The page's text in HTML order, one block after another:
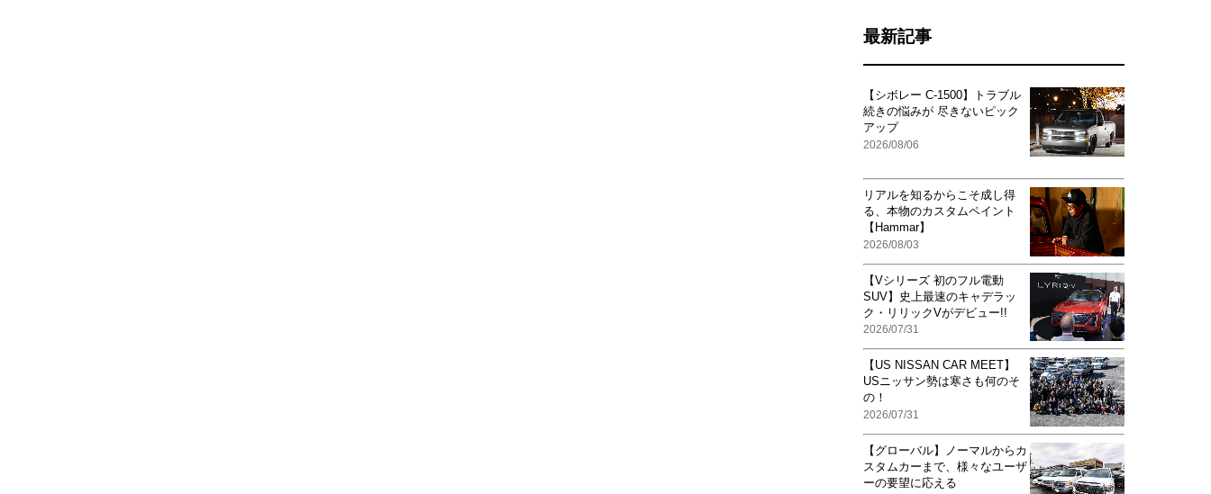
最新記事
【シボレー C-1500】トラブル
続きの悩みが 尽きないピック
アップ
2026/08/06
リアルを知るからこそ成し得
る、本物のカスタムペイント
【Hammar】
2026/08/03
【Vシリーズ 初のフル電動
SUV】史上最速のキャデラッ
ク・リリックVがデビュー!!
2026/07/31
【US NISSAN CAR MEET】
USニッサン勢は寒さも何のそ
の！
2026/07/31
【グローバル】ノーマルからカ
スタムカーまで、様々なユーザ
ーの要望に応える